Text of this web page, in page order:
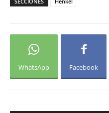
WhatsApp Facebook